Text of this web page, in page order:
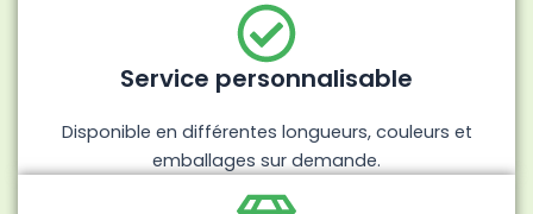
Service personnalisable
Disponible en différentes longueurs, couleurs et
emballages sur demande.